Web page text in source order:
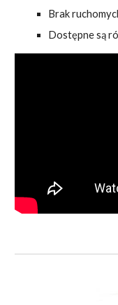
Brak
Dostępne są